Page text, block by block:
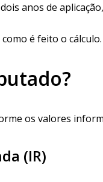
anos de
é feito o cálculo.
os valores
(IR)